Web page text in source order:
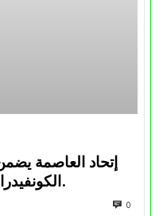
إتحاد العاصمة
الكونفيدرالية الإفريقية الموسم القادم.
0